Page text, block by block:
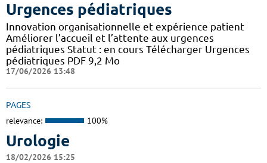
Urgences pédiatriques
Innovation organisationnelle et expérience patient
Améliorer l’accueil et l’attente aux urgences
pédiatriques Statut : en cours Télécharger Urgences
pédiatriques PDF 9,2 Mo
17/06/2026 13:48
PAGES
relevance: 100%
Urologie
18/02/2026 15:25